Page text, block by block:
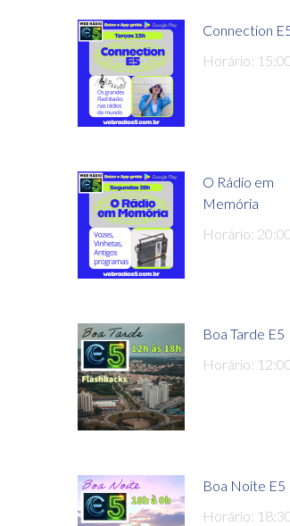
Connection
Horário:
O Rádio em
Memória
Horário:
Boa Tarde E5
Horário:
Boa Noite E5
Horário: